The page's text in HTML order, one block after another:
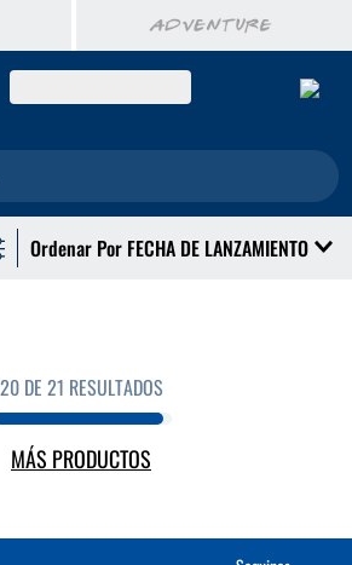
Ordenar Por FECHA DE LANZAMIENTO
20 DE 21 RESULTADOS